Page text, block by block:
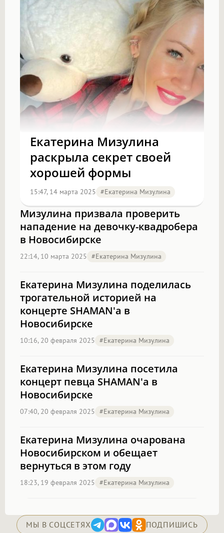
Екатерина Мизулина
раскрыла секрет своей
хорошей формы
15:47, 14 марта 2025 #Екатерина Мизулина
Мизулина призвала проверить
нападение на девочку-квадробера
в Новосибирске
22:14, 10 марта 2025 #Екатерина Мизулина
Екатерина Мизулина поделилась
трогательной историей на
концерте SHAMAN'а в
Новосибирске
10:16, 20 февраля 2025 #Екатерина Мизулина
Екатерина Мизулина посетила
концерт певца SHAMAN'а в
Новосибирске
07:40, 20 февраля 2025 #Екатерина Мизулина
Екатерина Мизулина очарована
Новосибирском и обещает
вернуться в этом году
18:23, 19 февраля 2025 #Екатерина Мизулина
МЫ В СОЦСЕТЯХ ПОДПИШИСЬ